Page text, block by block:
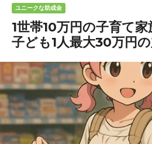
ユニークな助成金
1世帯10万円の子育て
子ども1人最大30万円